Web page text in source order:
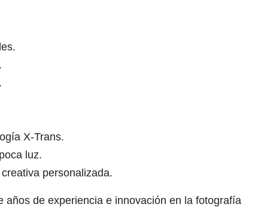
X-Trans.
luz.
personalizada.
años de experiencia e innovación en la fotografía